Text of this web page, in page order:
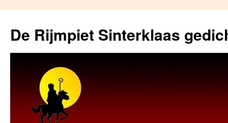
content
De Rijmpiet Sinterklaas